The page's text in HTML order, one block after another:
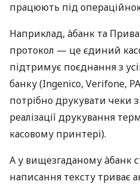
працюють під
Наприклад, àбанк та
протокол — це єдиний
підтримує поєднання з
банку (Ingenico, Verifone,
потрібно друкувати чеки з
реалізації друкування
касовому принтері).
А у вищезгаданому àбанк
написання тексту триває